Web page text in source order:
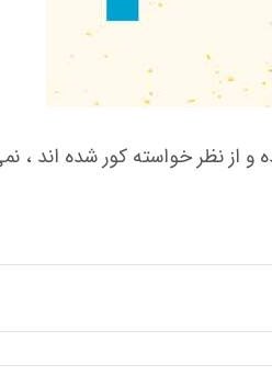
نظر خواسته كور شده اند ،